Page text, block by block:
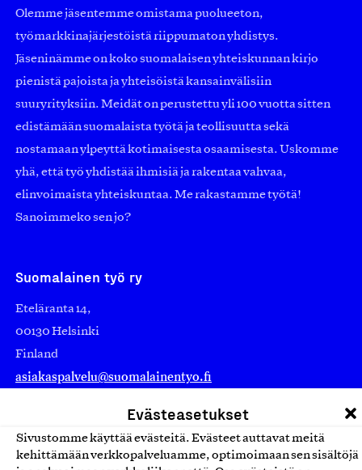
Evästeasetukset
Sivustomme käyttää evästeitä. Evästeet auttavat meitä
kehittämään verkkopalveluamme, optimoimaan sen sisältöjä
Olemme jäsentemme omistama puolueeton,
työmarkkinajärjestöistä riippumaton yhdistys.
Jäseninämme on koko suomalaisen yhteiskunnan kirjo
pienistä pajoista ja yhteisöistä kansainvälisiin
suuryrityksiin. Meidät on perustettu yli 100 vuotta sitten
edistämään suomalaista työtä ja teollisuutta sekä
nostamaan ylpeyttä kotimaisesta osaamisesta. Uskomme
yhä, että työ yhdistää ihmisiä ja rakentaa vahvaa,
elinvoimaista yhteiskuntaa. Me rakastamme työtä!
Sanoimmeko sen jo?
Suomalainen työ ry
Eteläranta 14,
00130 Helsinki
Finland
asiakaspalvelu@suomalainentyo.fi